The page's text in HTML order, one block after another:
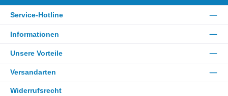
Service-Hotline
Informationen
Unsere Vorteile
Versandarten
Widerrufsrecht